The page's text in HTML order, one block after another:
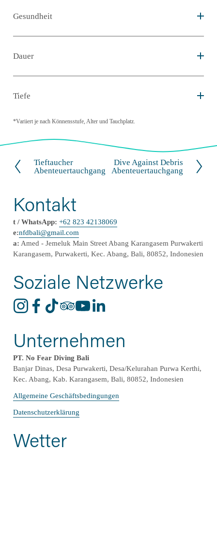
Gesundheit
Dauer
Tiefe
*Variiert je nach Könnensstufe, Alter und Tauchplatz.
V
o
e
g
Tieftaucher
Abenteuertauchgang
W
e
Dive Against Debris
Abenteuertauchgang
Kontakt
t / WhatsApp: +62 823 42138069
e:nfdbali@gmail.com
a: Amed - Jemeluk Main Street Abang Karangasem Purwakerti
Karangasem, Purwakerti, Kec. Abang, Bali, 80852, Indonesien
Soziale Netzwerke
Unternehmen
PT. No Fear Diving Bali
Banjar Dinas, Desa Purwakerti, Desa/Kelurahan Purwa Kerthi,
Kec. Abang, Kab. Karangasem, Bali, 80852, Indonesien
Allgemeine Geschäftsbedingungen
Datenschutzerklärung
Wetter